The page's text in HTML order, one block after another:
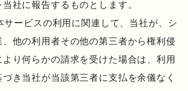
社に報告するものとします。
サービスの利用に関連して、当社が、シ
他の利用者その他の第三者から権利侵
り何らかの請求を受けた場合は、利用
き当社が当該第三者に支払を余儀なく